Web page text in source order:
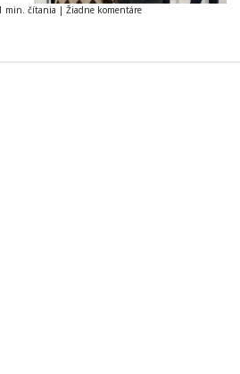
min. čítania | Žiadne komentáre